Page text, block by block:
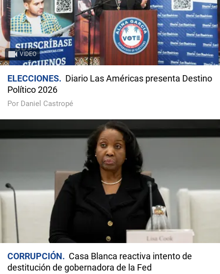
VIDEO
ELECCIONES
Diario Las Américas presenta Destino
Político 2026
Por Daniel Castropé
CORRUPCIÓN
Casa Blanca reactiva intento de
destitución de gobernadora de la Fed